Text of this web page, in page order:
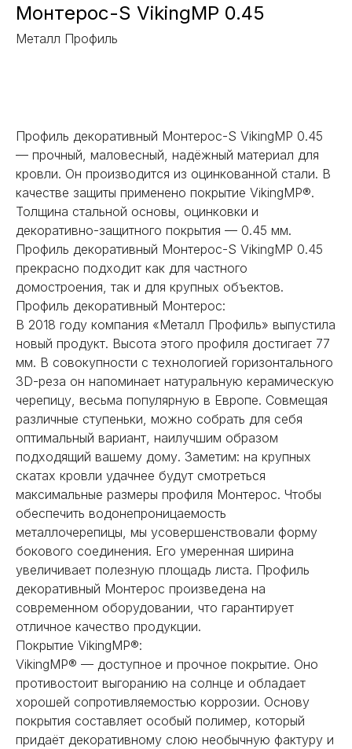
Монтерос-S VikingMP 0.45
Металл Профиль
Профиль декоративный Монтерос-S VikingMP 0.45
— прочный, маловесный, надёжный материал для
кровли. Он производится из оцинкованной стали. В
качестве защиты применено покрытие VikingMP®.
Толщина стальной основы, оцинковки и
декоративно-защитного покрытия — 0.45 мм.
Профиль декоративный Монтерос-S VikingMP 0.45
прекрасно подходит как для частного
домостроения, так и для крупных объектов.
Профиль декоративный Монтерос:
В 2018 году компания «Металл Профиль» выпустила
новый продукт. Высота этого профиля достигает 77
мм. В совокупности с технологией горизонтального
3D-реза он напоминает натуральную керамическую
черепицу, весьма популярную в Европе. Совмещая
различные ступеньки, можно собрать для себя
оптимальный вариант, наилучшим образом
подходящий вашему дому. Заметим: на крупных
скатах кровли удачнее будут смотреться
максимальные размеры профиля Монтерос. Чтобы
обеспечить водонепроницаемость
металлочерепицы, мы усовершенствовали форму
бокового соединения. Его умеренная ширина
увеличивает полезную площадь листа. Профиль
декоративный Монтерос произведена на
современном оборудовании, что гарантирует
отличное качество продукции.
Покрытие VikingMP®:
VikingMP® — доступное и прочное покрытие. Оно
противостоит выгоранию на солнце и обладает
хорошей сопротивляемостью коррозии. Основу
покрытия составляет особый полимер, который
придаёт декоративному слою необычную фактуру и